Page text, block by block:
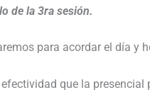
de la 3ra sesión.
para acordar el día y
que la